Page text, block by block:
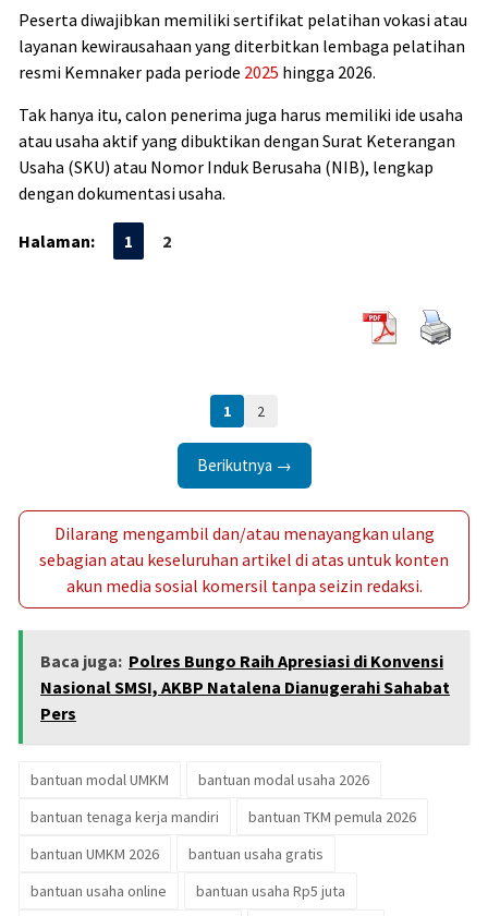
Peserta diwajibkan memiliki sertifikat pelatihan vokasi atau
layanan kewirausahaan yang diterbitkan lembaga pelatihan
resmi Kemnaker pada periode 2025 hingga 2026.
Tak hanya itu, calon penerima juga harus memiliki ide usaha
atau usaha aktif yang dibuktikan dengan Surat Keterangan
Usaha (SKU) atau Nomor Induk Berusaha (NIB), lengkap
dengan dokumentasi usaha.
Halaman: 1 2
1 2
Berikutnya →
Dilarang mengambil dan/atau menayangkan ulang
sebagian atau keseluruhan artikel di atas untuk konten
akun media sosial komersil tanpa seizin redaksi.
Baca juga: Polres Bungo Raih Apresiasi di Konvensi
Nasional SMSI, AKBP Natalena Dianugerahi Sahabat
Pers
bantuan modal UMKM
bantuan modal usaha 2026
bantuan tenaga kerja mandiri
bantuan TKM pemula 2026
bantuan UMKM 2026
bantuan usaha gratis
bantuan usaha online
bantuan usaha Rp5 juta